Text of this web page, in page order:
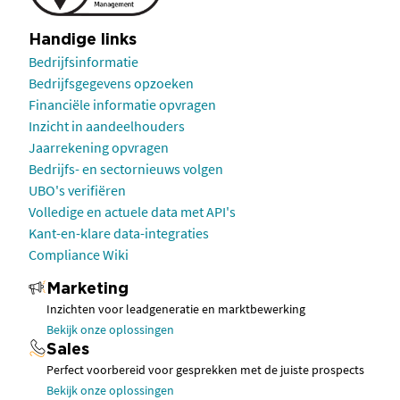
Handige links
Bedrijfsinformatie
Bedrijfsgegevens opzoeken
Financiële informatie opvragen
Inzicht in aandeelhouders
Jaarrekening opvragen
Bedrijfs- en sectornieuws volgen
UBO's verifiëren
Volledige en actuele data met API's
Kant-en-klare data-integraties
Compliance Wiki
Marketing
Inzichten voor leadgeneratie en marktbewerking
Bekijk onze oplossingen
Sales
Perfect voorbereid voor gesprekken met de juiste prospects
Bekijk onze oplossingen